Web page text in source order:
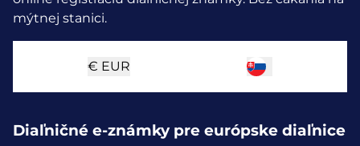
mýtnej stanici.
€ EUR
Diaľničné e-známky pre európske diaľnice